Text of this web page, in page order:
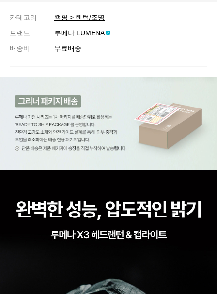
카테고리
캠핑 > 랜턴/조명
브랜드
루메나 LUMENA
배송비
무료배송